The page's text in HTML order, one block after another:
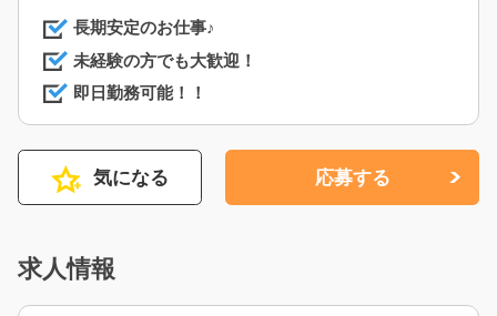
長期安定のお仕事♪
未経験の方でも大歓迎！
即日勤務可能！！
気になる 応募する
求人情報